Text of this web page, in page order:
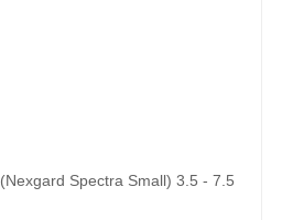
Spectra Small) 3.5 - 7.5